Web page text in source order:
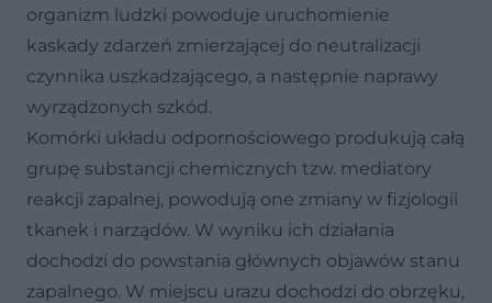
organizm ludzki powoduje uruchomienie
kaskady zdarzeń zmierzającej do neutralizacji
czynnika uszkadzającego, a następnie naprawy
wyrządzonych szkód.
Komórki układu odpornościowego produkują całą
grupę substancji chemicznych tzw. mediatory
reakcji zapalnej, powodują one zmiany w fizjologii
tkanek i narządów. W wyniku ich działania
dochodzi do powstania głównych objawów stanu
zapalnego. W miejscu urazu dochodzi do obrzęku,